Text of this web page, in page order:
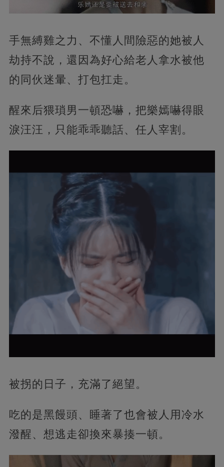
手無縛雞之力、不懂人間險惡的她被人
劫持不說，還因為好心給老人拿水被他
的同伙迷暈、打包扛走。
醒來后猥瑣男一頓恐嚇，把樂嫣嚇得眼
淚汪汪，只能乖乖聽話、任人宰割。
被拐的日子，充滿了絕望。
吃的是黑饅頭、睡著了也會被人用冷水
潑醒、想逃走卻換來暴揍一頓。